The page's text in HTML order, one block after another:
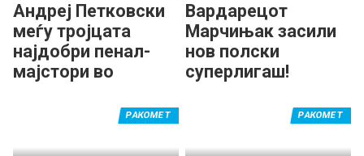
Андреј Петковски
меѓу тројцата
најдобри пенал-
мајстори во
Вардарецот
Марчињак засили
нов полски
суперлигаш!
РАКОМЕТ РАКОМЕТ